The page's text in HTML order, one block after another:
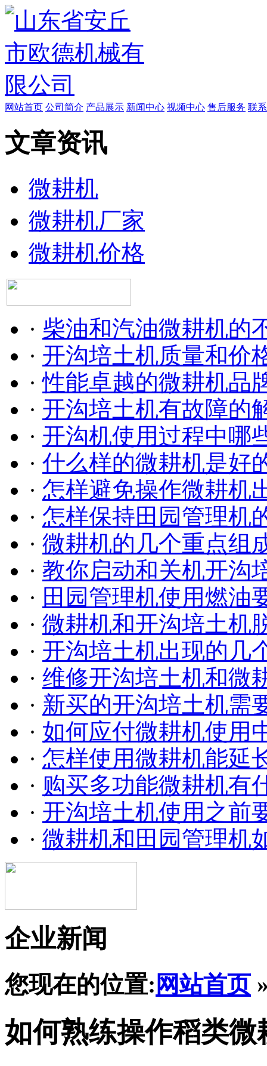
网站首页 公司简介 产品展示 新闻中心 视频中心 售后服务 联
文章资讯
微耕机
微耕机厂家
微耕机价格
· 柴油和汽油微耕机的
· 开沟培土机质量和价
·性能卓越的微耕机品
· 开沟培土机有故障的
· 开沟机使用过程中哪
· 什么样的微耕机是好
· 怎样避免操作微耕机
· 怎样保持田园管理机
· 微耕机的几个重点组
· 教你启动和关机开沟
· 田园管理机使用燃油
· 微耕机和开沟培土机
· 开沟培土机出现的几
· 维修开沟培土机和微
· 新买的开沟培土机需
· 如何应付微耕机使用
· 怎样使用微耕机能延
· 购买多功能微耕机有
· 开沟培土机使用之前
· 微耕机和田园管理机
企业新闻
您现在的位置: 网站首页
如何熟练操作稻类微